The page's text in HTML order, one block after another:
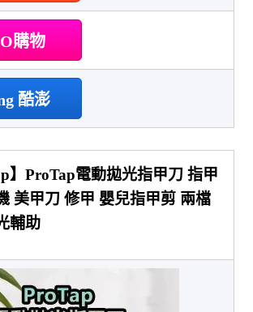
購物
酷澎
】ProTap電動拋光指甲刀 指甲
美甲刀 修甲 嬰兒指甲剪 兩檔
輔助